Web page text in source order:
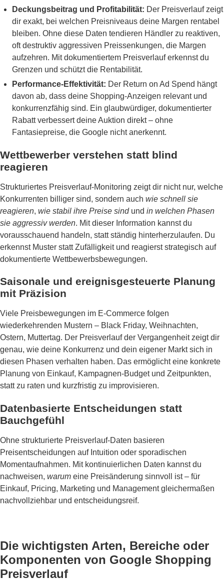
Deckungsbeitrag und Profitabilität: Der Preisverlauf zeigt
dir exakt, bei welchen Preisniveaus deine Margen rentabel
bleiben. Ohne diese Daten tendieren Händler zu reaktiven,
oft destruktiv aggressiven Preissenkungen, die Margen
aufzehren. Mit dokumentiertem Preisverlauf erkennst du
Grenzen und schützt die Rentabilität.
Performance-Effektivität: Der Return on Ad Spend hängt
davon ab, dass deine Shopping-Anzeigen relevant und
konkurrenzfähig sind. Ein glaubwürdiger, dokumentierter
Rabatt verbessert deine Auktion direkt – ohne
Fantasiepreise, die Google nicht anerkennt.
Wettbewerber verstehen statt blind
reagieren
Strukturiertes Preisverlauf-Monitoring zeigt dir nicht nur, welche
Konkurrenten billiger sind, sondern auch wie schnell sie
reagieren, wie stabil ihre Preise sindund in welchen Phasen
sie aggressiv werden. Mit dieser Information kannst du
vorausschauend handeln, statt ständig hinterherzulaufen. Du
erkennst Muster statt Zufälligkeit und reagierst strategisch auf
dokumentierte Wettbewerbsbewegungen.
Saisonale und ereignisgesteuerte Planung
mit Präzision
Viele Preisbewegungen im E-Commerce folgen
wiederkehrenden Mustern – Black Friday, Weihnachten,
Ostern, Muttertag. Der Preisverlauf der Vergangenheit zeigt dir
genau, wie deine Konkurrenz und dein eigener Markt sich in
diesen Phasen verhalten haben. Das ermöglicht eine konkrete
Planung von Einkauf, Kampagnen-Budget und Zeitpunkten,
statt zu raten und kurzfristig zu improvisieren.
Datenbasierte Entscheidungen statt
Bauchgefühl
Ohne strukturierte Preisverlauf-Daten basieren
Preisentscheidungen auf Intuition oder sporadischen
Momentaufnahmen. Mit kontinuierlichen Daten kannst du
nachweisen, warum eine Preisänderung sinnvoll ist – für
Einkauf, Pricing, Marketing und Management gleichermaßen
nachvollziehbar und entscheidungsreif.
Die wichtigsten Arten, Bereiche oder
Komponenten von Google Shopping
Preisverlauf